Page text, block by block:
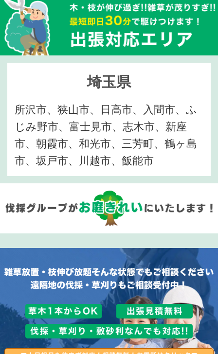
埼玉県
所沢市、狭山市、日高市、入間市、ふ
じみ野市、富士見市、志木市、新座
市、朝霞市、和光市、三芳町、鶴ヶ島
市、坂戸市、川越市、飯能市